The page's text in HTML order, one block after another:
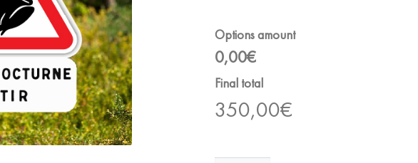
Options amount
0,00€
Final total
350,00€